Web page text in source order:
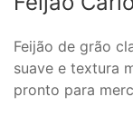
Feijão de grão
suave e textura
pronto para